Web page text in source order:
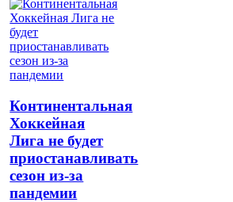
Континентальная
Хоккейная
Лига не будет
приостанавливать
сезон из-за
пандемии